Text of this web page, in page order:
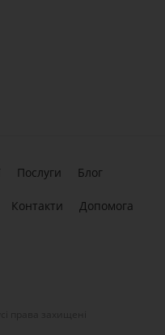
Послуги Блог
Контакти Допомога